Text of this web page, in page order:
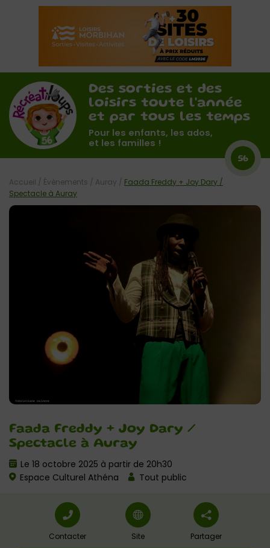
Des sorties et des
loisirs toute l'année
et par tous les temps
Pour les enfants, les ados,
et les familles !
56
Faada Freddy + Joy Dary /
Spectacle à Auray
Le 18 octobre 2025 à partir de 20h30
Espace Culturel Athéna
Tout public
Accueil / Évènements / Auray / Faada Freddy + Joy Dary /
Spectacle à Auray
Contacter Site Partager